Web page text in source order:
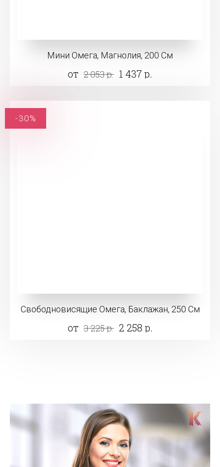
Мини Омега, Магнолия, 200 См
от 2 053 р. 1 437 р.
Свободновисящие Омега, Баклажан, 250 См
от 3 225 р. 2 258 р.
-30%